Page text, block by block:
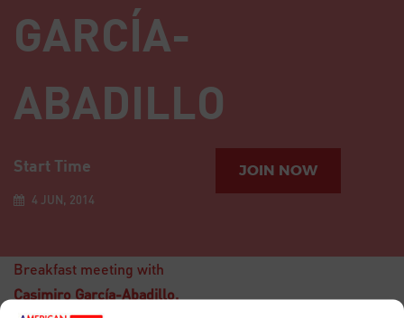
GARCÍA-
ABADILLO
Start Time
4 JUN, 2014
JOIN NOW
Breakfast meeting with
Casimiro García-Abadillo,